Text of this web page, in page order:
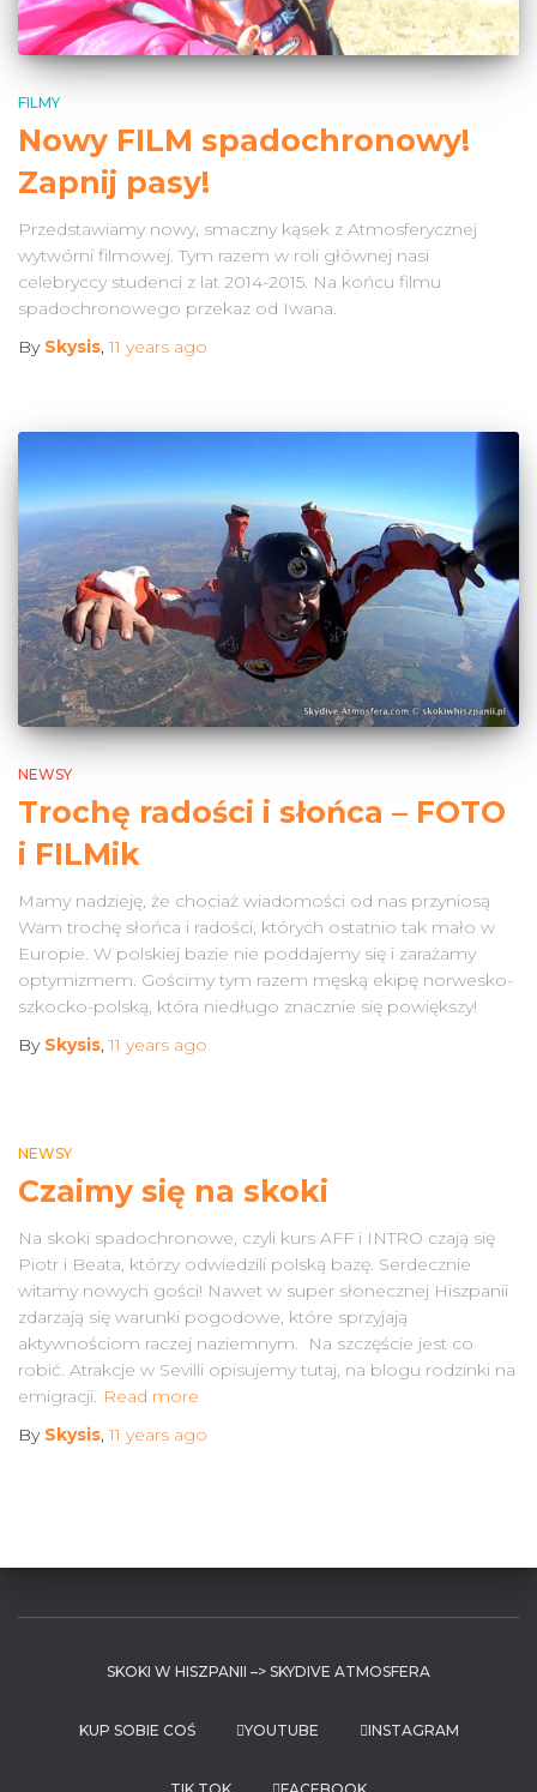
FILMY
Nowy FILM spadochronowy!
Zapnij pasy!
Przedstawiamy nowy, smaczny kąsek z Atmosferycznej
wytwórni filmowej. Tym razem w roli głównej nasi
celebryccy studenci z lat 2014-2015. Na końcu filmu
spadochronowego przekaz od Iwana.
By Skysis,11 years ago
NEWSY
Trochę radości i słońca – FOTO
i FILMik
Mamy nadzieję, że chociaż wiadomości od nas przyniosą
Wam trochę słońca i radości, których ostatnio tak mało w
Europie. W polskiej bazie nie poddajemy się i zarażamy
optymizmem. Gościmy tym razem męską ekipę norwesko-
szkocko-polską, która niedługo znacznie się powiększy!
By Skysis,11 years ago
NEWSY
Czaimy się na skoki
Na skoki spadochronowe, czyli kurs AFF i INTRO czają się
Piotr i Beata, którzy odwiedzili polską bazę. Serdecznie
witamy nowych gości! Nawet w super słonecznej Hiszpanii
zdarzają się warunki pogodowe, które sprzyjają
aktywnościom raczej naziemnym. Na szczęście jest co
robić. Atrakcje w Sevilli opisujemy tutaj, na blogu rodzinki na
emigracji. Read more
By Skysis,11 years ago
SKOKI W HISZPANII –> SKYDIVE ATMOSFERA
KUP SOBIE COŚ YOUTUBE INSTAGRAM